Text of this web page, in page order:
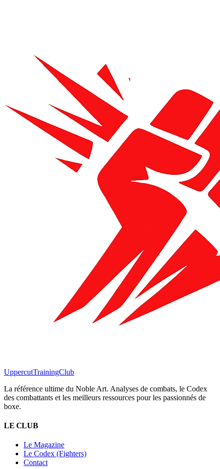
UppercutTrainingClub
La référence ultime du Noble Art. Analyses de combats, le Codex
des combattants et les meilleurs ressources pour les passionnés de
boxe.
LE CLUB
Le Magazine
Le Codex (Fighters)
Contact